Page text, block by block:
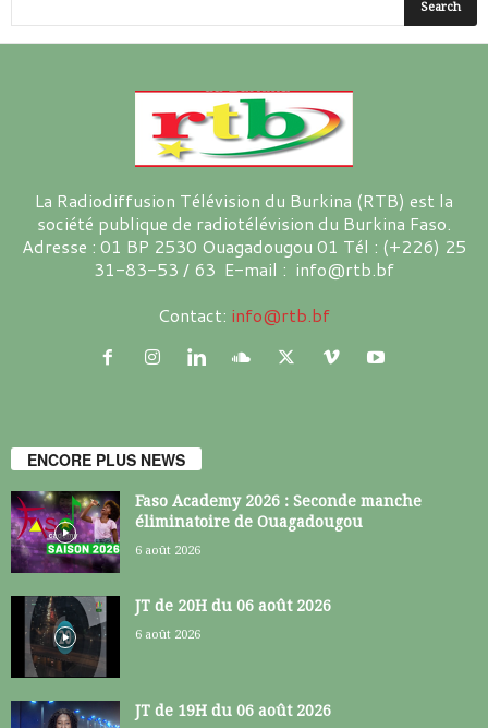
La Radiodiffusion Télévision du Burkina (RTB) est la
société publique de radiotélévision du Burkina Faso.
Adresse : 01 BP 2530 Ouagadougou 01 Tél : (+226) 25
31-83-53 / 63 E-mail : info@rtb.bf
Contact: info@rtb.bf
ENCORE PLUS NEWS
Faso Academy 2026 : Seconde manche
éliminatoire de Ouagadougou
6 août 2026
JT de 20H du 06 août 2026
6 août 2026
JT de 19H du 06 août 2026